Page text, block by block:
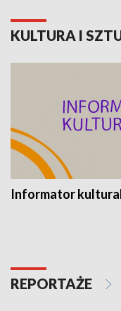
KULTURA I
Informator
REPORTAŻE